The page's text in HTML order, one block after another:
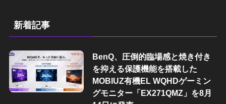
新着記事
BenQ、圧倒的臨場感と焼き付き
を抑える保護機能を搭載した
MOBIUZ有機EL WQHDゲーミン
グモニター「EX271QMZ」を8月